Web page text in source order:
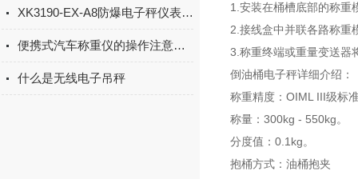
XK3190-EX-A8防爆电子秤仪表显示OL故障的解决方案
便携式汽车称重仪的操作注意事项
什么是无线电子吊秤
1.安装在桶槽底部的称重
2.接线盒中并联各路称重
3.称重终端或重量变送器
倒油桶电子秤详细介绍：
称重精度：OIML III级标
称量：300kg - 550kg。
分度值：0.1kg。
抱桶方式：油桶抱夹